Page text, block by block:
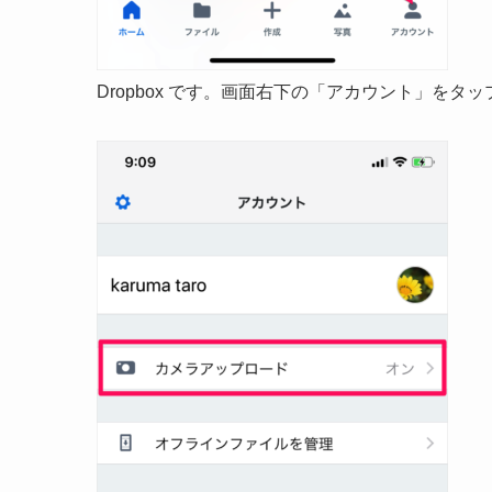
Dropbox です。画面右下の「アカウント」をタッ